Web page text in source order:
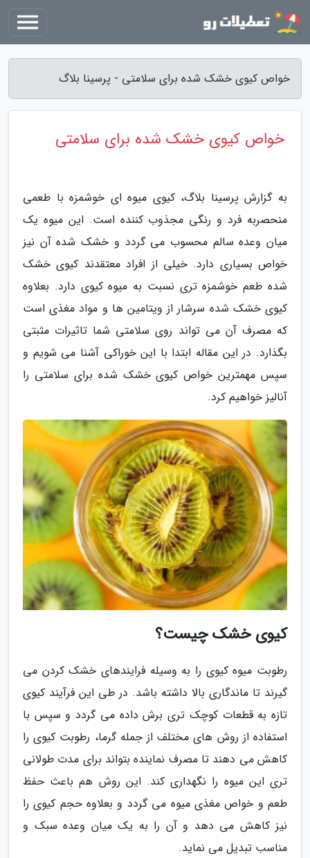
خواص کیوی خشک شده برای سلامتی - پرسینا بلاگ
خواص کیوی خشک شده برای سلامتی
به گزارش پرسینا بلاگ، کیوی میوه ای خوشمزه با طعمی
منحصربه فرد و رنگی مجذوب کننده است. این میوه یک
میان وعده سالم محسوب می گردد و خشک شده آن نیز
خواص بسیاری دارد. خیلی از افراد معتقدند کیوی خشک
شده طعم خوشمزه تری نسبت به میوه کیوی دارد. بعلاوه
کیوی خشک شده سرشار از ویتامین ها و مواد مغذی است
که مصرف آن می تواند روی سلامتی شما تاثیرات مثبتی
بگذارد. در این مقاله ابتدا با این خوراکی آشنا می شویم و
سپس مهمترین خواص کیوی خشک شده برای سلامتی را
آنالیز خواهیم کرد.
کیوی خشک چیست؟
رطوبت میوه کیوی را به وسیله فرایندهای خشک کردن می
گیرند تا ماندگاری بالا داشته باشد. در طی این فرآیند کیوی
تازه به قطعات کوچک تری برش داده می گردد و سپس با
استفاده از روش های مختلف از جمله گرما، رطوبت کیوی را
کاهش می دهند تا مصرف نماینده بتواند برای مدت طولانی
تری این میوه را نگهداری کند. این روش هم باعث حفظ
طعم و خواص مغذی میوه می گردد و بعلاوه حجم کیوی را
نیز کاهش می دهد و آن را به یک میان وعده سبک و
مناسب تبدیل می نماید.